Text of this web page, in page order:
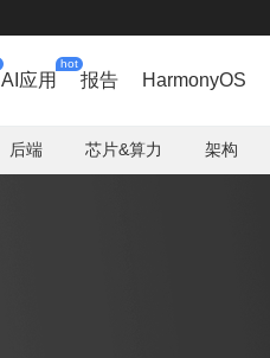
AI应用
hot
报告 HarmonyOS
后端 芯片&算力 架构